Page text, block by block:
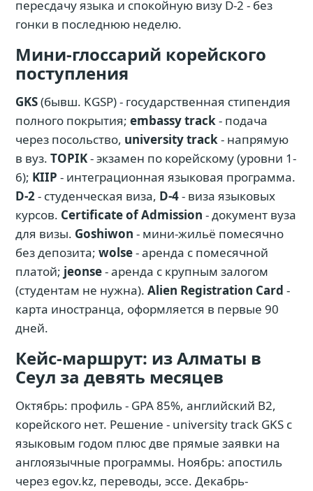
пересдачу языка и спокойную визу D-2 - без
гонки в последнюю неделю.
Мини-глоссарий корейского
поступления
GKS(бывш. KGSP) - государственная стипендия
полного покрытия; embassy track- подача
через посольство, university track- напрямую
в вуз. TOPIK- экзамен по корейскому (уровни 1-
6); KIIP - интеграционная языковая программа.
D-2- студенческая виза, D-4- виза языковых
курсов. Certificate of Admission - документ вуза
для визы. Goshiwon - мини-жильё помесячно
без депозита; wolse- аренда с помесячной
платой; jeonse- аренда с крупным залогом
(студентам не нужна). Alien Registration Card -
карта иностранца, оформляется в первые 90
дней.
Кейс-маршрут: из Алматы в
Сеул за девять месяцев
Октябрь: профиль - GPA 85%, английский B2,
корейского нет. Решение - university track GKS с
языковым годом плюс две прямые заявки на
англоязычные программы. Ноябрь: апостиль
через egov.kz, переводы, эссе. Декабрь-